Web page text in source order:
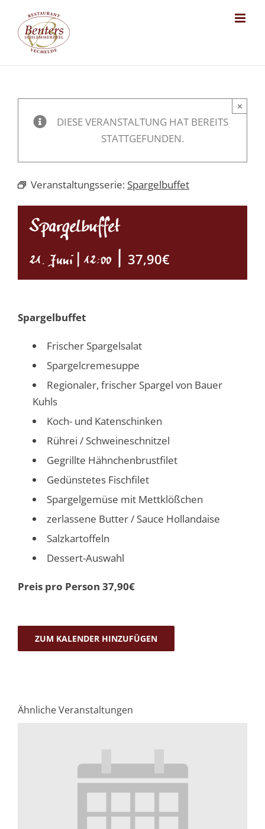
content
DIESE VERANSTALTUNG HAT BEREITS
STATTGEFUNDEN.
×
Veranstaltungsserie: Spargelbuffet
Spargelbuffet
21. Juni | 12:00 37,90€
Spargelbuffet
Frischer Spargelsalat
Spargelcremesuppe
Regionaler, frischer Spargel von Bauer
Kuhls
Koch- und Katenschinken
Rührei / Schweineschnitzel
Gegrillte Hähnchenbrustfilet
Gedünstetes Fischfilet
Spargelgemüse mit Mettklößchen
zerlassene Butter / Sauce Hollandaise
Salzkartoffeln
Dessert-Auswahl
Preis pro Person 37,90€
ZUM KALENDER HINZUFÜGEN
Ähnliche Veranstaltungen